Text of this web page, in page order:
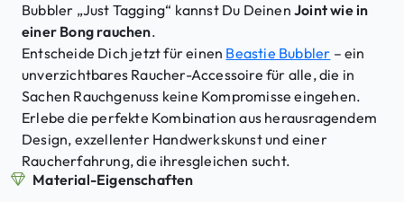
Bubbler „Just Tagging“ kannst Du Deinen Joint wie in
einer Bong rauchen.
Entscheide Dich jetzt für einen Beastie Bubbler – ein
unverzichtbares Raucher-Accessoire für alle, die in
Sachen Rauchgenuss keine Kompromisse eingehen.
Erlebe die perfekte Kombination aus herausragendem
Design, exzellenter Handwerkskunst und einer
Raucherfahrung, die ihresgleichen sucht.
Material-Eigenschaften